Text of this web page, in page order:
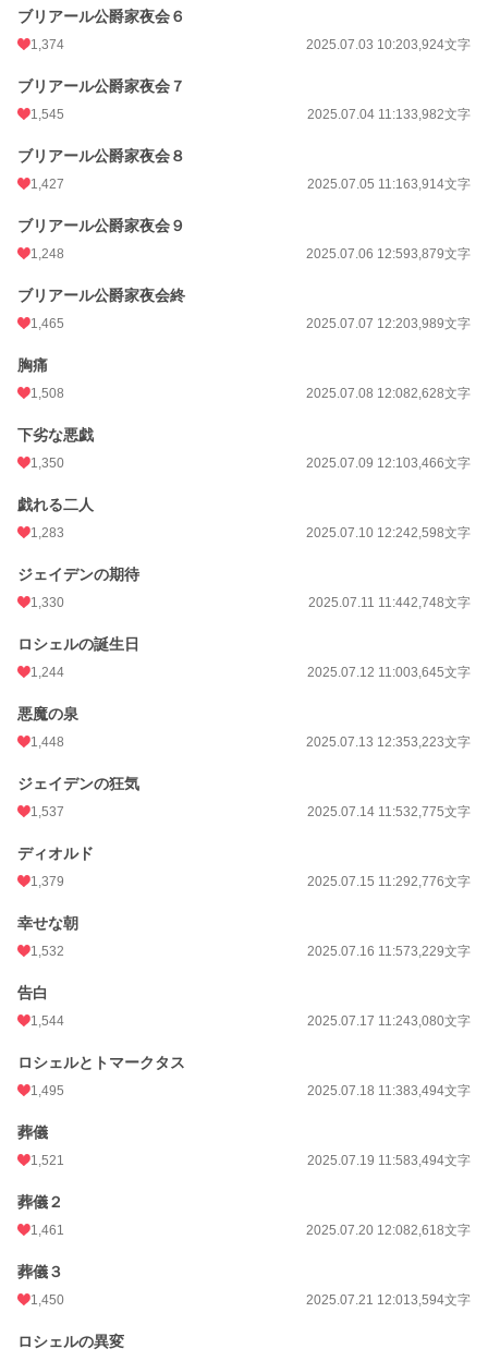
ブリアール公爵家夜会６
1,374 2025.07.03 10:203,924文字
ブリアール公爵家夜会７
1,545 2025.07.04 11:133,982文字
ブリアール公爵家夜会８
1,427 2025.07.05 11:163,914文字
ブリアール公爵家夜会９
1,248 2025.07.06 12:593,879文字
ブリアール公爵家夜会終
1,465 2025.07.07 12:203,989文字
胸痛
1,508 2025.07.08 12:082,628文字
下劣な悪戯
1,350 2025.07.09 12:103,466文字
戯れる二人
1,283 2025.07.10 12:242,598文字
ジェイデンの期待
1,330 2025.07.11 11:442,748文字
ロシェルの誕生日
1,244 2025.07.12 11:003,645文字
悪魔の泉
1,448 2025.07.13 12:353,223文字
ジェイデンの狂気
1,537 2025.07.14 11:532,775文字
ディオルド
1,379 2025.07.15 11:292,776文字
幸せな朝
1,532 2025.07.16 11:573,229文字
告白
1,544 2025.07.17 11:243,080文字
ロシェルとトマークタス
1,495 2025.07.18 11:383,494文字
葬儀
1,521 2025.07.19 11:583,494文字
葬儀２
1,461 2025.07.20 12:082,618文字
葬儀３
1,450 2025.07.21 12:013,594文字
ロシェルの異変